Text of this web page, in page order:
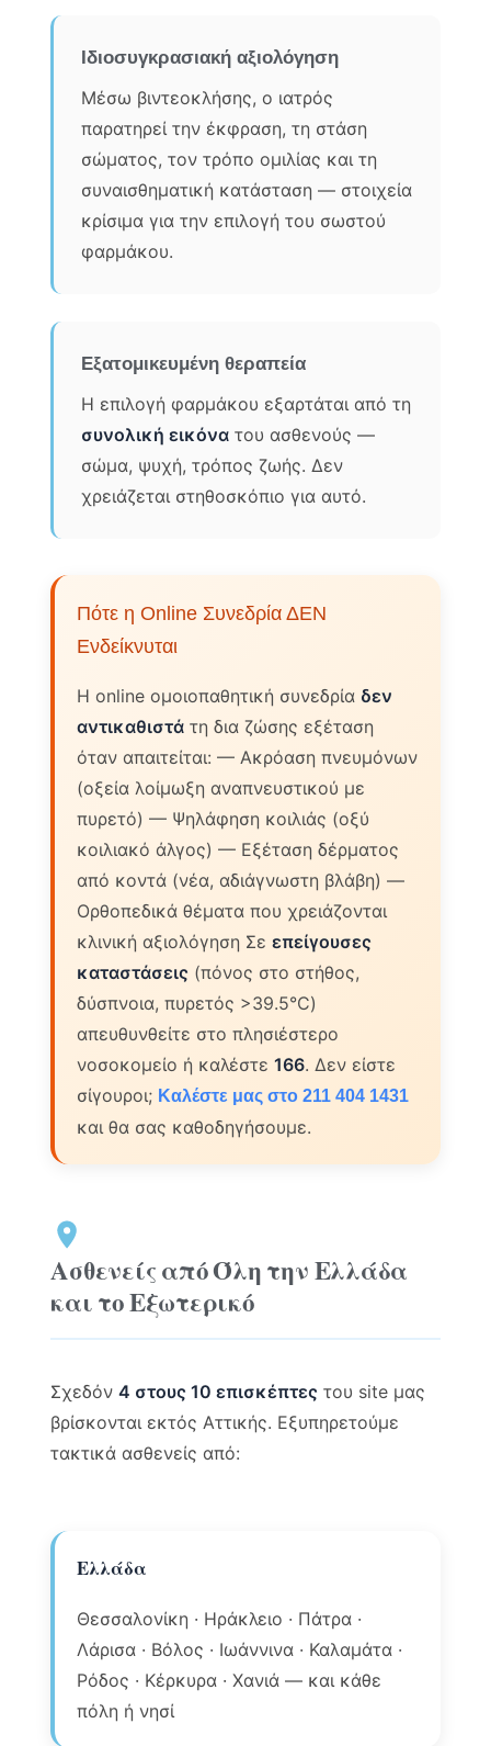
Ιδιοσυγκρασιακή αξιολόγηση
Μέσω βιντεοκλήσης, ο ιατρός
παρατηρεί την έκφραση, τη στάση
σώματος, τον τρόπο ομιλίας και τη
συναισθηματική κατάσταση — στοιχεία
κρίσιμα για την επιλογή του σωστού
φαρμάκου.
Εξατομικευμένη θεραπεία
Η επιλογή φαρμάκου εξαρτάται από τη
συνολική εικόνα του ασθενούς —
σώμα, ψυχή, τρόπος ζωής. Δεν
χρειάζεται στηθοσκόπιο για αυτό.
Πότε η Online Συνεδρία ΔΕΝ
Ενδείκνυται
Η online ομοιοπαθητική συνεδρία δεν
αντικαθιστά τη δια ζώσης εξέταση
όταν απαιτείται: — Ακρόαση πνευμόνων
(οξεία λοίμωξη αναπνευστικού με
πυρετό) — Ψηλάφηση κοιλιάς (οξύ
κοιλιακό άλγος) — Εξέταση δέρματος
από κοντά (νέα, αδιάγνωστη βλάβη) —
Ορθοπεδικά θέματα που χρειάζονται
κλινική αξιολόγηση Σεεπείγουσες
καταστάσεις (πόνος στο στήθος,
δύσπνοια, πυρετός >39.5°C)
απευθυνθείτε στο πλησιέστερο
νοσοκομείο ή καλέστε166. Δεν είστε
σίγουροι; Καλέστε μας στο 211 404 1431
και θα σας καθοδηγήσουμε.
Ασθενείς από Όλη την Ελλάδα
και το Εξωτερικό
Σχεδόν4 στους 10 επισκέπτες του site μας
βρίσκονται εκτός Αττικής. Εξυπηρετούμε
τακτικά ασθενείς από:
Ελλάδα
Θεσσαλονίκη · Ηράκλειο · Πάτρα ·
Λάρισα · Βόλος · Ιωάννινα · Καλαμάτα ·
Ρόδος · Κέρκυρα · Χανιά — και κάθε
πόλη ή νησί